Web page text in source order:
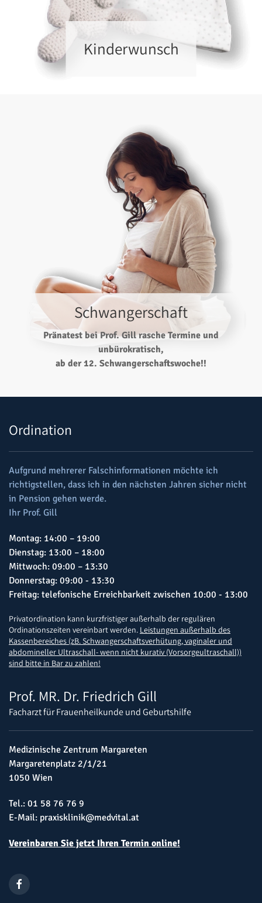
Kinderwunsch
Schwangerschaft
Pränatest bei Prof. Gill rasche Termine und
unbürokratisch,
ab der 12. Schwangerschaftswoche!!
Ordination
Aufgrund mehrerer Falschinformationen möchte ich
richtigstellen, dass ich in den nächsten Jahren sicher nicht
in Pension gehen werde.
Ihr Prof. Gill
Montag: 14:00 – 19:00
Dienstag: 13:00 – 18:00
Mittwoch: 09:00 – 13:30
Donnerstag: 09:00 - 13:30
Freitag: telefonische Erreichbarkeit zwischen 10:00 - 13:00
Privatordination kann kurzfristiger außerhalb der regulären
Ordinationszeiten vereinbart werden. Leistungen außerhalb des
Kassenbereiches (zB. Schwangerschaftsverhütung, vaginaler und
abdomineller Ultraschall- wenn nicht kurativ (Vorsorgeultraschall))
sind bitte in Bar zu zahlen!
Prof. MR. Dr. Friedrich Gill
Facharzt für Frauenheilkunde und Geburtshilfe
Medizinische Zentrum Margareten
Margaretenplatz 2/1/21
1050 Wien
Tel.: 01 58 76 76 9
E-Mail: praxisklinik@medvital.at
Vereinbaren Sie jetzt Ihren Termin online!